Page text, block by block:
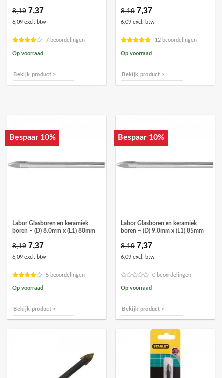
8,19 Oorspronkelijke
prijs
was:
7,37Huidige
is:
6,09 excl. btw
7 beoordelingen
Op voorraad
Bekijk product >
8,19 Oorspronkelijke
prijs
was:
7,37Huidige
is:
6,09 excl. btw
12 beoordelingen
Op voorraad
Bekijk product >
Bespaar 10%
Labor Glasboren en keramiek
boren – (D) 8.0mm x (L1) 80mm
8,19 Oorspronkelijke
prijs
was:
7,37Huidige
is:
6,09 excl. btw
5 beoordelingen
Op voorraad
Bekijk product >
Bespaar 10%
Labor Glasboren en keramiek
boren – (D) 9.0mm x (L1) 85mm
8,19 Oorspronkelijke
prijs
was:
7,37Huidige
is:
6,09 excl. btw
0 beoordelingen
Op voorraad
Bekijk product >